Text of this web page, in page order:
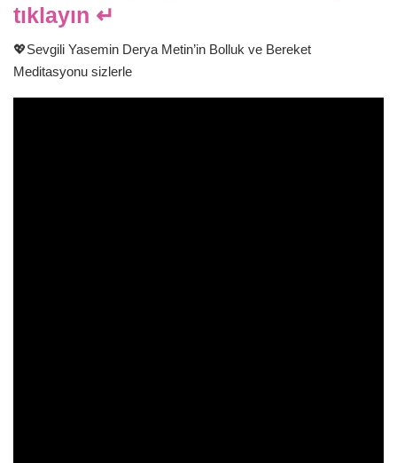
tıklayın ↵
💖Sevgili Yasemin Derya Metin’in Bolluk ve Bereket
Meditasyonu sizlerle